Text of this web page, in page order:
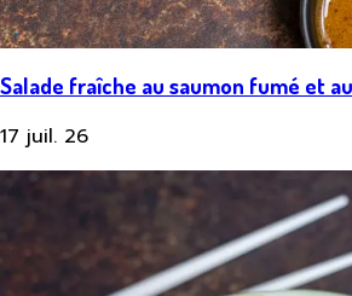
Salade fraîche au saumon fumé et
17 juil. 26